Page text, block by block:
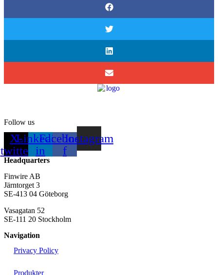
Follow us
X-
twitter
Linkedin-
in
Facebook-
f
Instagram
Headquarters
Finwire AB
Järntorget 3
SE-413 04 Göteborg
Vasagatan 52
SE-111 20 Stockholm
Navigation
Privacy Policy
Produkter